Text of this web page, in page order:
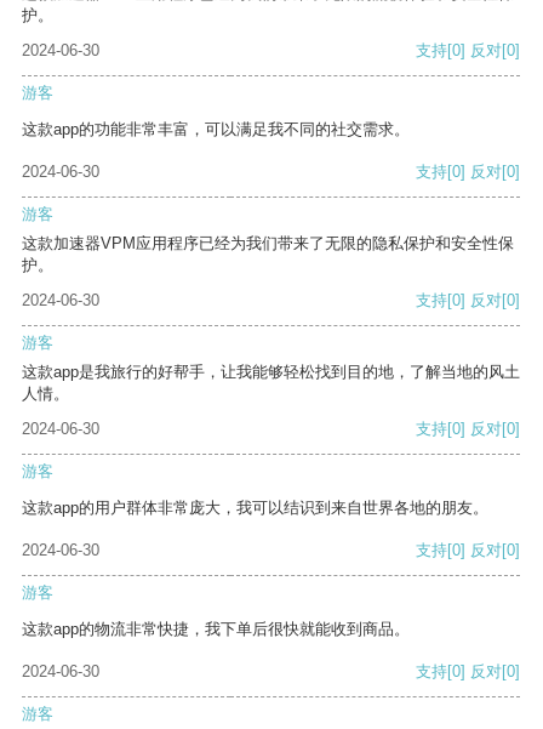
护。
2024-06-30
支持[0] 反对[0]
游客
这款app的功能非常丰富，可以满足我不同的社交需求。
2024-06-30 支持[0] 反对[0]
游客
这款加速器VPM应用程序已经为我们带来了无限的隐私保护和安全性保
护。
2024-06-30
支持[0] 反对[0]
游客
这款app是我旅行的好帮手，让我能够轻松找到目的地，了解当地的风土
人情。
2024-06-30
支持[0] 反对[0]
游客
这款app的用户群体非常庞大，我可以结识到来自世界各地的朋友。
2024-06-30 支持[0] 反对[0]
游客
这款app的物流非常快捷，我下单后很快就能收到商品。
2024-06-30 支持[0] 反对[0]
游客